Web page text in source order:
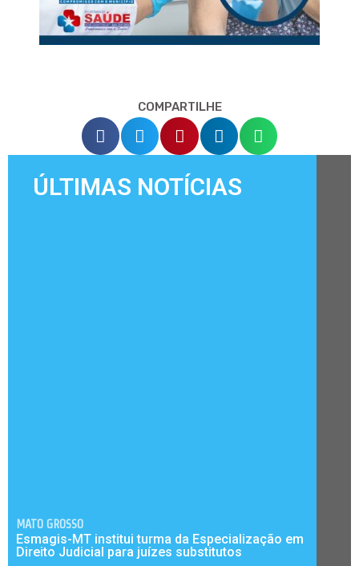
COMPARTILHE
ÚLTIMAS NOTÍCIAS
MATO GROSSO
Esmagis-MT institui turma da Especialização em
Direito Judicial para juízes substitutos